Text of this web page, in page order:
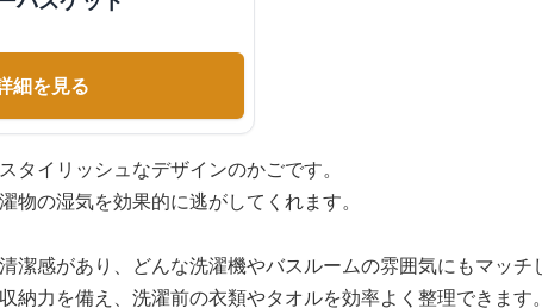
細を見る
タイリッシュなデザインのかごです。
物の湿気を効果的に逃がしてくれます。
潔感があり、どんな洗濯機やバスルームの雰囲気にもマッチ
納力を備え、洗濯前の衣類やタオルを効率よく整理できます。